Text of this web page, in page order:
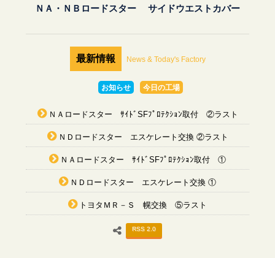
ＮＡ・ＮＢロードスター サイドウエストカバー
最新情報 News & Today's Factory
お知らせ 今日の工場
ＮＡロードスター ｻｲﾄﾞSFﾌﾟﾛﾃｸｼｮﾝ取付 ②ラスト
ＮＤロードスター エスケレート交換 ②ラスト
ＮＡロードスター ｻｲﾄﾞSFﾌﾟﾛﾃｸｼｮﾝ取付 ①
ＮＤロードスター エスケレート交換 ①
トヨタＭＲ－Ｓ 幌交換 ⑤ラスト
RSS 2.0